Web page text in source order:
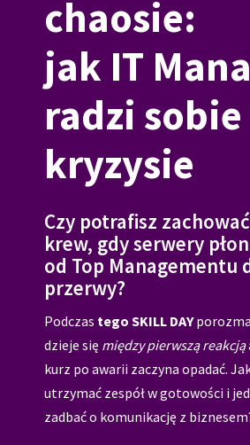
chaosie:
jak IT
radzi
kryzysie
Czy potrafisz
krew, gdy serwery
od Top Managementu
przerwy?
Podczas tego SKILL DAY
dzieje się między pierwszą reakcją
kurz po awarii zaczyna opadać.
utrzymać zespół w gotowości i
zadbać o komunikację z